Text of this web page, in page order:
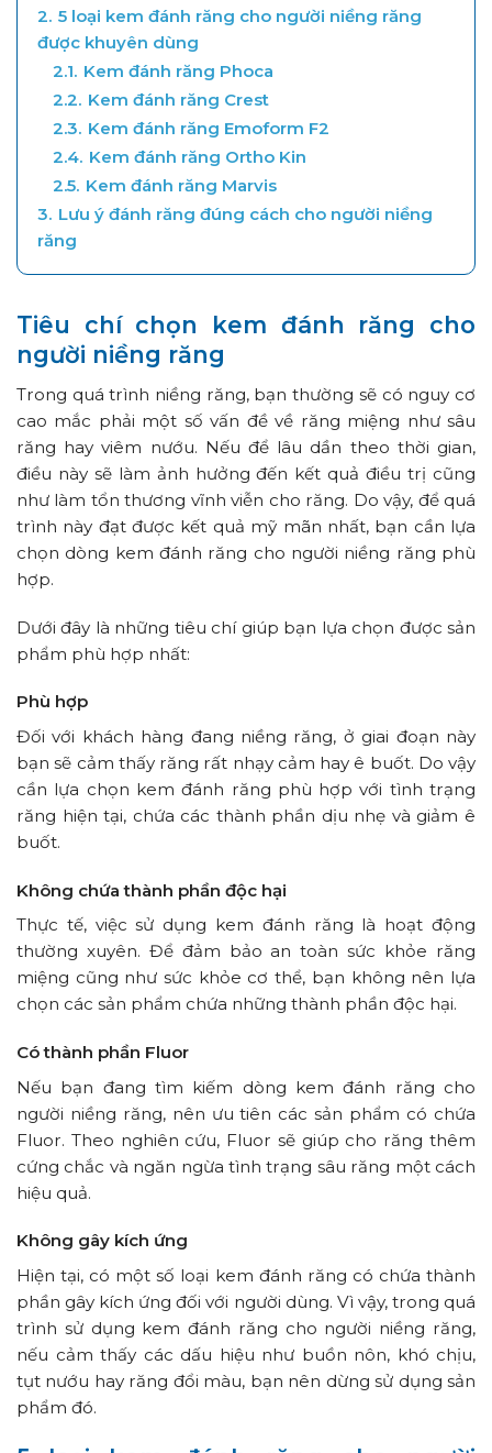
2. 5 loại kem đánh răng cho người niềng răng
được khuyên dùng
2.1. Kem đánh răng Phoca
2.2. Kem đánh răng Crest
2.3. Kem đánh răng Emoform F2
2.4. Kem đánh răng Ortho Kin
2.5. Kem đánh răng Marvis
3. Lưu ý đánh răng đúng cách cho người niềng
răng
Tiêu chí chọn kem đánh răng cho
người niềng răng
Trong quá trình niềng răng, bạn thường sẽ có nguy cơ
cao mắc phải một số vấn đề về răng miệng như sâu
răng hay viêm nướu. Nếu để lâu dần theo thời gian,
điều này sẽ làm ảnh hưởng đến kết quả điều trị cũng
như làm tổn thương vĩnh viễn cho răng. Do vậy, để quá
trình này đạt được kết quả mỹ mãn nhất, bạn cần lựa
chọn dòng kem đánh răng cho người niềng răng phù
hợp.
Dưới đây là những tiêu chí giúp bạn lựa chọn được sản
phẩm phù hợp nhất:
Phù hợp
Đối với khách hàng đang niềng răng, ở giai đoạn này
bạn sẽ cảm thấy răng rất nhạy cảm hay ê buốt. Do vậy
cần lựa chọn kem đánh răng phù hợp với tình trạng
răng hiện tại, chứa các thành phần dịu nhẹ và giảm ê
buốt.
Không chứa thành phần độc hại
Thực tế, việc sử dụng kem đánh răng là hoạt động
thường xuyên. Để đảm bảo an toàn sức khỏe răng
miệng cũng như sức khỏe cơ thể, bạn không nên lựa
chọn các sản phẩm chứa những thành phần độc hại.
Có thành phần Fluor
Nếu bạn đang tìm kiếm dòng kem đánh răng cho
người niềng răng, nên ưu tiên các sản phẩm có chứa
Fluor. Theo nghiên cứu, Fluor sẽ giúp cho răng thêm
cứng chắc và ngăn ngừa tình trạng sâu răng một cách
hiệu quả.
Không gây kích ứng
Hiện tại, có một số loại kem đánh răng có chứa thành
phần gây kích ứng đối với người dùng. Vì vậy, trong quá
trình sử dụng kem đánh răng cho người niềng răng,
nếu cảm thấy các dấu hiệu như buồn nôn, khó chịu,
tụt nướu hay răng đổi màu, bạn nên dừng sử dụng sản
phẩm đó.